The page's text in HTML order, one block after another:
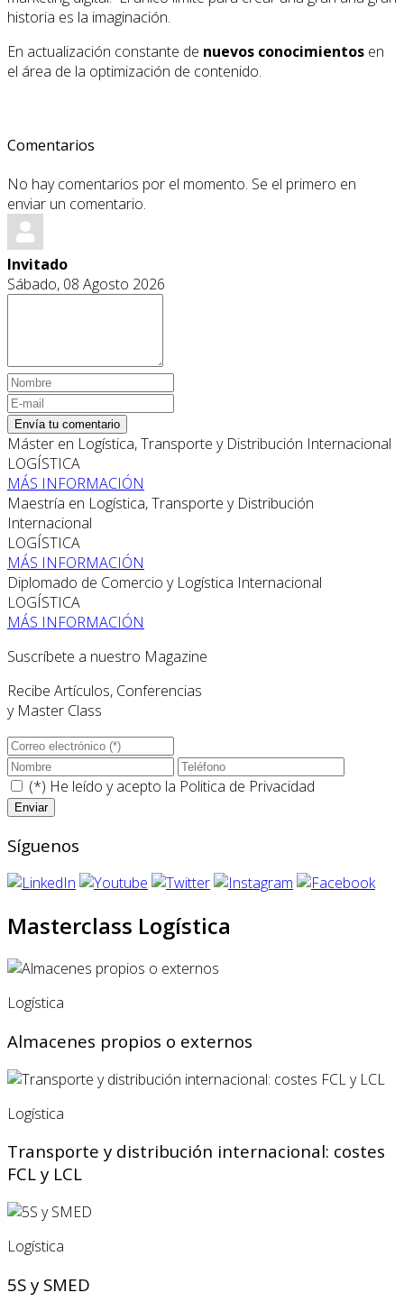
historia es la imaginación.
En actualización constante de nuevos conocimientos en
el área de la optimización de contenido.
Comentarios
No hay comentarios por el momento. Se el primero en
enviar un comentario.
Invitado
Sábado, 08 Agosto 2026
Envía tu comentario
Máster en Logística, Transporte y Distribución Internacional
LOGÍSTICA
MÁS INFORMACIÓN
Maestría en Logística, Transporte y Distribución
Internacional
LOGÍSTICA
MÁS INFORMACIÓN
Diplomado de Comercio y Logística Internacional
LOGÍSTICA
MÁS INFORMACIÓN
Suscríbete a nuestro Magazine
Recibe Artículos, Conferencias
y Master Class
(*) He leído y acepto la Politica de Privacidad
Síguenos
Masterclass Logística
Logística
Almacenes propios o externos
Logística
Transporte y distribución internacional: costes
FCL y LCL
Logística
5S y SMED